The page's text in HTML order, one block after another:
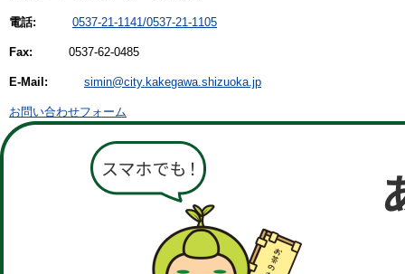
電話: 0537-21-1141/0537-21-1105
Fax: 0537-62-0485
E-Mail: simin@city.kakegawa.shizuoka.jp
お問い合わせフォーム